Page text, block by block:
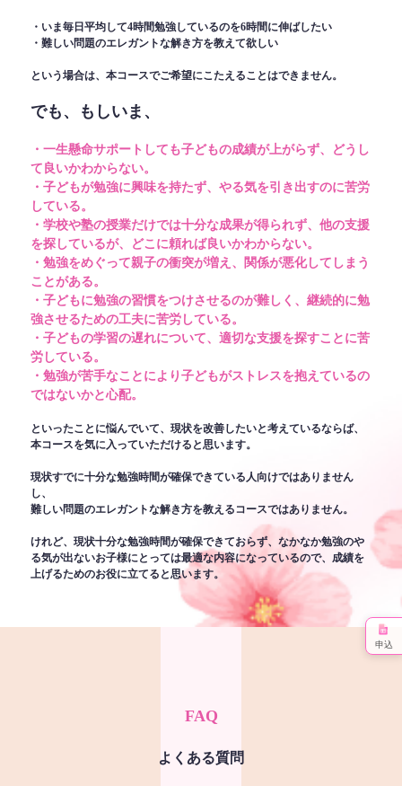
・いま毎日平均して4時間勉強しているのを6時間に伸ばしたい
・難しい問題のエレガントな解き方を教えて欲しい
という場合は、本コースでご希望にこたえることはできません。
でも、もしいま、
・一生懸命サポートしても子どもの成績が上がらず、どうし
て良いかわからない。
・子どもが勉強に興味を持たず、やる気を引き出すのに苦労
している。
・学校や塾の授業だけでは十分な成果が得られず、他の支援
を探しているが、どこに頼れば良いかわからない。
・勉強をめぐって親子の衝突が増え、関係が悪化してしまう
ことがある。
・子どもに勉強の習慣をつけさせるのが難しく、継続的に勉
強させるための工夫に苦労している。
・子どもの学習の遅れについて、適切な支援を探すことに苦
労している。
・勉強が苦手なことにより子どもがストレスを抱えているの
ではないかと心配。
といったことに悩んでいて、現状を改善したいと考えているならば、
本コースを気に入っていただけると思います。
現状すでに十分な勉強時間が確保できている人向けではありません
し、
難しい問題のエレガントな解き方を教えるコースではありません。
けれど、現状十分な勉強時間が確保できておらず、なかなか勉強のや
る気が出ないお子様にとっては最適な内容になっているので、成績を
上げるためのお役に立てると思います。
FAQ
よくある質問
申込